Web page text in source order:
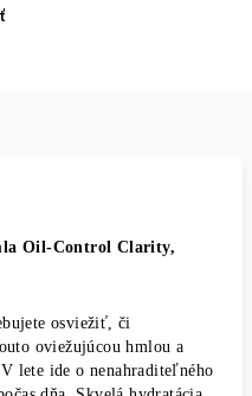
Oil-Control Clarity,
osviežiť, či
oviežujúcou hmlou a
lete ide o nenahraditeľného